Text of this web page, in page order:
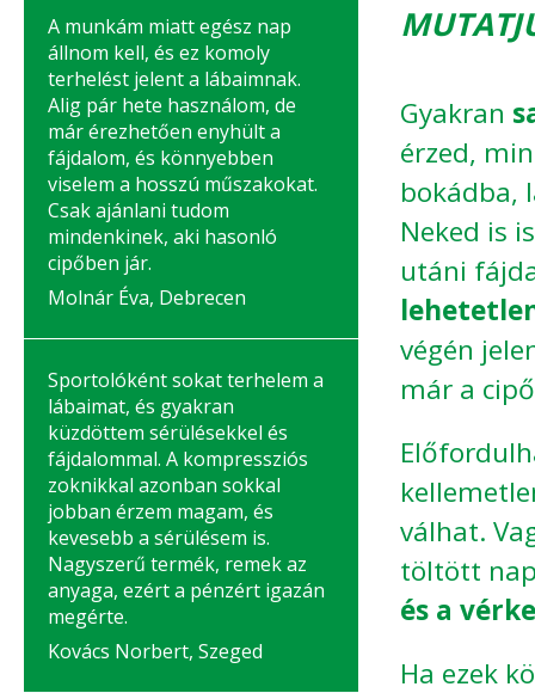
A munkám miatt egész nap
állnom kell, és ez komoly
terhelést jelent a lábaimnak.
Alig pár hete használom, de
már érezhetően enyhült a
fájdalom, és könnyebben
viselem a hosszú műszakokat.
Csak ajánlani tudom
mindenkinek, aki hasonló
cipőben jár.
Molnár Éva, Debrecen
Sportolóként sokat terhelem a
lábaimat, és gyakran
küzdöttem sérülésekkel és
fájdalommal. A kompressziós
zoknikkal azonban sokkal
jobban érzem magam, és
kevesebb a sérülésem is.
Nagyszerű termék, remek az
anyaga, ezért a pénzért igazán
megérte.
Kovács Norbert, Szeged
Gyakran
érzed,
bokádba,
Neked is
utáni
végén
már a
válhat.
töltött
és a
Ha ezek